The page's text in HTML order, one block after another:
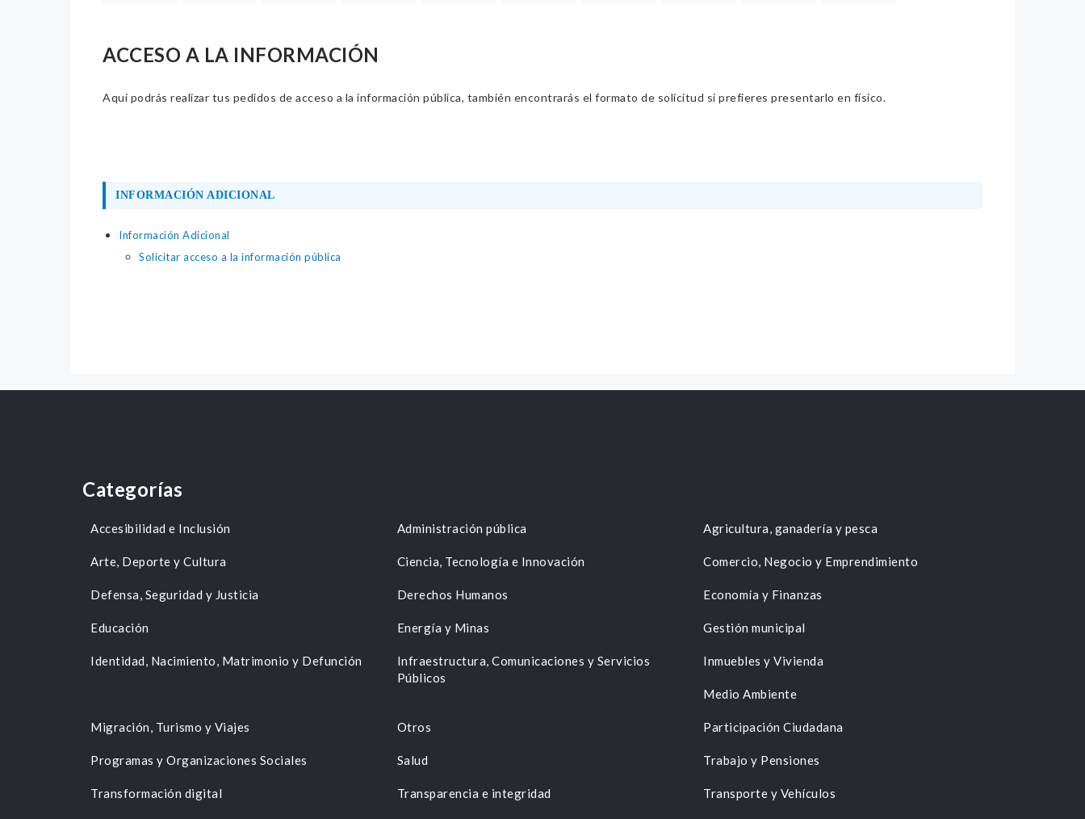
ACCESO A LA INFORMACIÓN
Aquí podrás realizar tus pedidos de acceso a la información pública, también encontrarás el formato de solicitud si prefieres presentarlo en físico.
INFORMACIÓN ADICIONAL
Información Adicional
Solicitar acceso a la información pública
Categorías
Accesibilidad e Inclusión Administración pública Agricultura, ganadería y pesca
Arte, Deporte y Cultura Ciencia, Tecnología e Innovación Comercio, Negocio y Emprendimiento
Defensa, Seguridad y Justicia Derechos Humanos Economía y Finanzas
Educación Energía y Minas Gestión municipal
Identidad, Nacimiento, Matrimonio y Defunción
Infraestructura, Comunicaciones y Servicios
Públicos
Inmuebles y Vivienda
Medio Ambiente
Migración, Turismo y Viajes Otros Participación Ciudadana
Programas y Organizaciones Sociales Salud Trabajo y Pensiones
Transformación digital Transparencia e integridad Transporte y Vehículos